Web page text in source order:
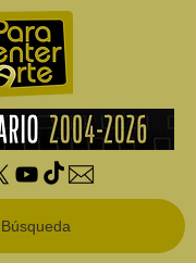
Búsqueda